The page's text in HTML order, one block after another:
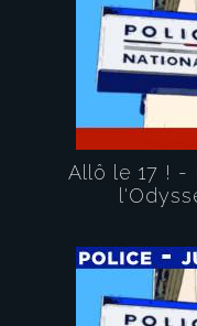
Allô le 17 ! -